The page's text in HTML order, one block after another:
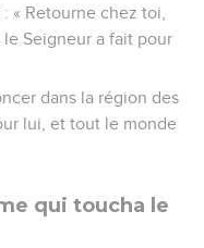
« Retourne chez toi,
Seigneur a fait pour
dans la région des
lui, et tout le monde
qui toucha le